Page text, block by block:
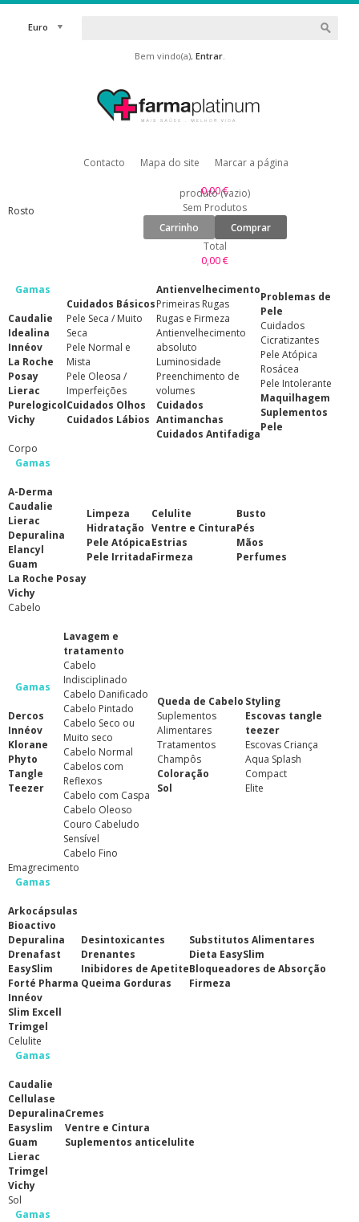
Euro
Bem vindo(a), Entrar.
Contacto Mapa do site Marcar a página
0,00 €
produto (vazio)
Sem Produtos
Carrinho
Comprar
Total
0,00 €
Rosto
Gamas
Caudalie
Idealina
Innéov
La Roche
Posay
Lierac
Purelogicol
Vichy
Cuidados Básicos
Pele Seca / Muito
Seca
Pele Normal e
Mista
Pele Oleosa /
Imperfeições
Cuidados Olhos
Cuidados Lábios
Antienvelhecimento
Primeiras Rugas
Rugas e Firmeza
Antienvelhecimento
absoluto
Luminosidade
Preenchimento de
volumes
Cuidados
Antimanchas
Cuidados Antifadiga
Problemas de
Pele
Cuidados
Cicratizantes
Pele Atópica
Rosácea
Pele Intolerante
Maquilhagem
Suplementos
Pele
Corpo
Gamas
A-Derma
Caudalie
Lierac
Depuralina
Elancyl
Guam
La Roche Posay
Vichy
Limpeza
Hidratação
Pele Atópica
Pele Irritada
Celulite
Ventre e Cintura
Estrias
Firmeza
Busto
Pés
Mãos
Perfumes
Cabelo
Gamas
Dercos
Innéov
Klorane
Phyto
Tangle
Teezer
Lavagem e
tratamento
Cabelo
Indisciplinado
Cabelo Danificado
Cabelo Pintado
Cabelo Seco ou
Muito seco
Cabelo Normal
Cabelos com
Reflexos
Cabelo com Caspa
Cabelo Oleoso
Couro Cabeludo
Sensível
Cabelo Fino
Queda de Cabelo
Suplementos
Alimentares
Tratamentos
Champôs
Coloração
Sol
Styling
Escovas tangle
teezer
Escovas Criança
Aqua Splash
Compact
Elite
Emagrecimento
Gamas
Arkocápsulas
Bioactivo
Depuralina
Drenafast
EasySlim
Forté Pharma
Innéov
Slim Excell
Trimgel
Desintoxicantes
Drenantes
Inibidores de Apetite
Queima Gorduras
Substitutos Alimentares
Dieta EasySlim
Bloqueadores de Absorção
Firmeza
Celulite
Gamas
Caudalie
Cellulase
Depuralina
Easyslim
Guam
Lierac
Trimgel
Vichy
Cremes
Ventre e Cintura
Suplementos anticelulite
Sol
Gamas